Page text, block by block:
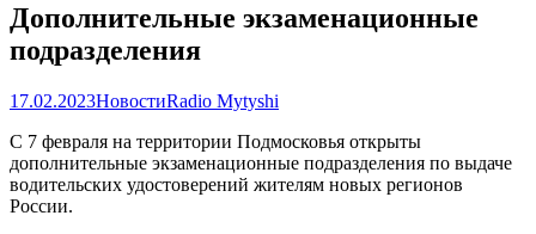
Дополнительные экзаменационные
подразделения
17.02.2023НовостиRadio Mytyshi
С 7 февраля на территории Подмосковья открыты
дополнительные экзаменационные подразделения по выдаче
водительских удостоверений жителям новых регионов
России.